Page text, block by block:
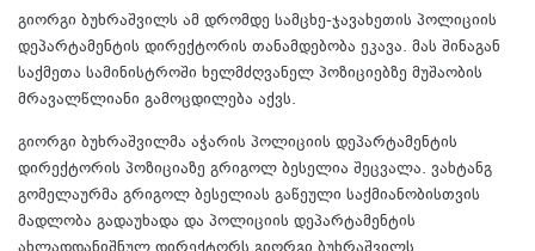
გიორგი ბუხრაშვილს ამ დრომდე სამცხე-ჯავახეთის პოლიციის
დეპარტამენტის დირექტორის თანამდებობა ეკავა. მას შინაგან
საქმეთა სამინისტროში ხელმძღვანელ პოზიციებზე მუშაობის
მრავალწლიანი გამოცდილება აქვს.
გიორგი ბუხრაშვილმა აჭარის პოლიციის დეპარტამენტის
დირექტორის პოზიციაზე გრიგოლ ბესელია შეცვალა. ვახტანგ
გომელაურმა გრიგოლ ბესელიას გაწეული საქმიანობისთვის
მადლობა გადაუხადა და პოლიციის დეპარტამენტის